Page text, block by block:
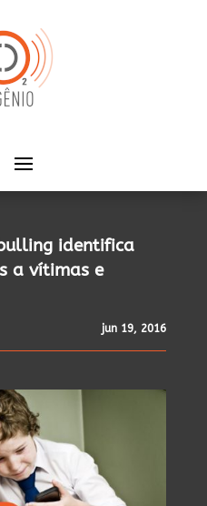
identifica
a vítimas e
jun 19, 2016